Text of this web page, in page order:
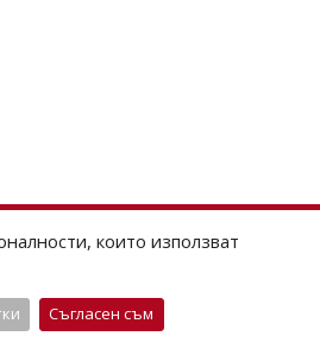
които използват
Съгласен съм